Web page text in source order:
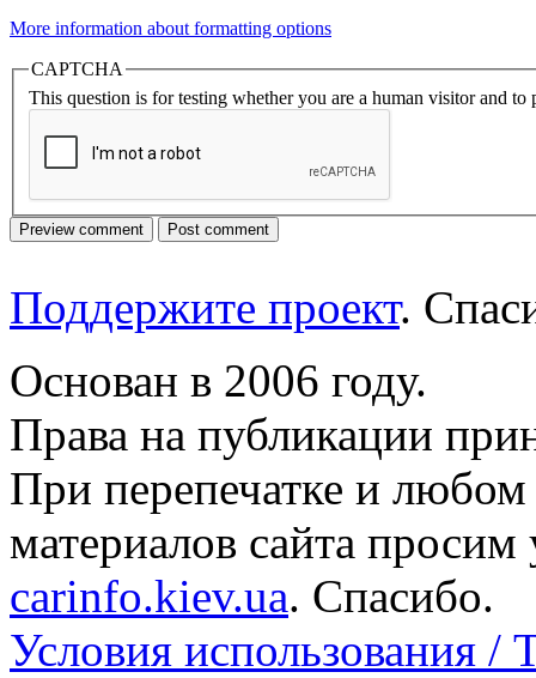
More information about formatting options
CAPTCHA
This question is for testing whether you are a human visitor and to
Поддержите проект.
Основан в 2006 году.
Права на публикации
При перепечатке и
материалов сайта просим
carinfo.kiev.ua. Спасибо.
Условия использования /